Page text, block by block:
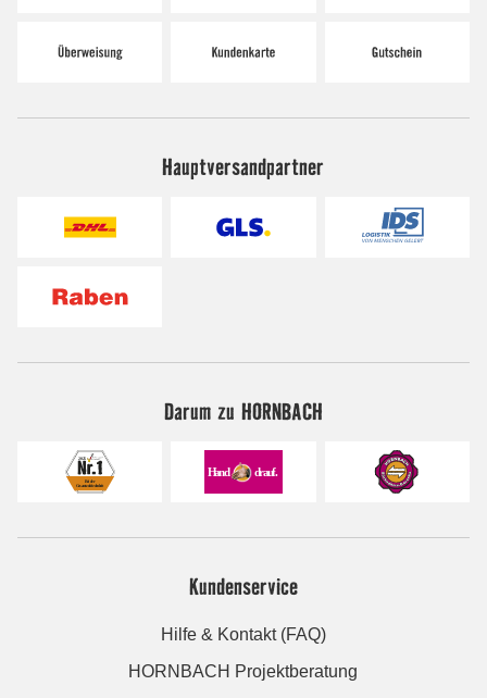
Hauptversandpartner
Darum zu HORNBACH
Kundenservice
Hilfe & Kontakt (FAQ)
HORNBACH Projektberatung